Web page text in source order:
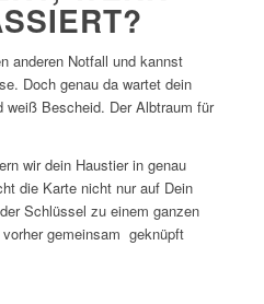
anderen Notfall und kannst
Doch genau da wartet dein
weiß Bescheid. Der Albtraum für
wir dein Haustier in genau
die Karte nicht nur auf Dein
Schlüssel zu einem ganzen
gemeinsam geknüpft